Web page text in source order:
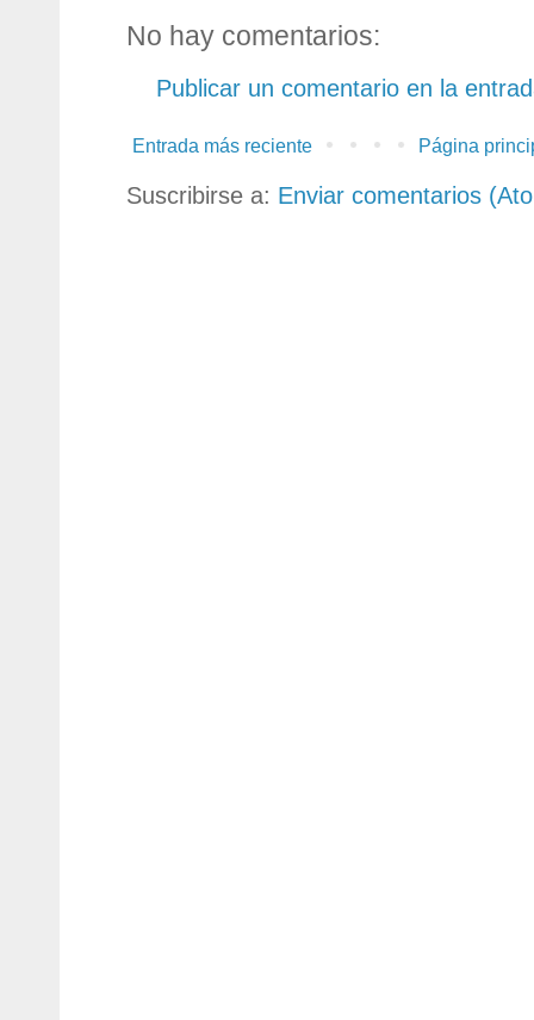
No hay comentarios:
Publicar un comentario en la
Entrada más reciente Página
Suscribirse a: Enviar comentarios